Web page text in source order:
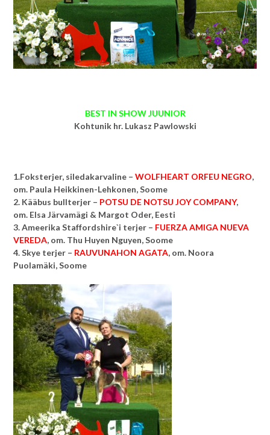
BEST IN SHOW JUUNIOR
Kohtunik hr. Lukasz Pawlowski
1.Foksterjer, siledakarvaline – WOLFHEART ORFEU NEGRO,
om. Paula Heikkinen-Lehkonen, Soome
2. Kääbus bullterjer – POTSU DE NOTSU JOY COMPANY,
om. Elsa Järvamägi & Margot Oder, Eesti
3. Ameerika Staffordshire`i terjer – FUERZA AMIGA NUEVA
VEREDA, om. Thu Huyen Nguyen, Soome
4. Skye terjer – RAUVUNAHON AGATA, om. Noora
Puolamäki, Soome